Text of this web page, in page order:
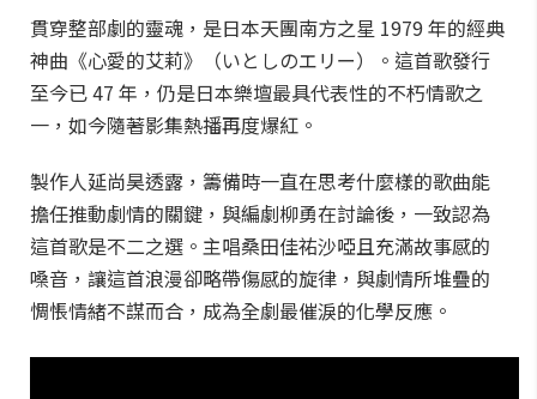
貫穿整部劇的靈魂，是日本天團南方之星 1979 年的經典
神曲《心愛的艾莉》（いとしのエリー）。這首歌發行
至今已 47 年，仍是日本樂壇最具代表性的不朽情歌之
一，如今隨著影集熱播再度爆紅。
製作人延尚昊透露，籌備時一直在思考什麼樣的歌曲能
擔任推動劇情的關鍵，與編劇柳勇在討論後，一致認為
這首歌是不二之選。主唱桑田佳祐沙啞且充滿故事感的
嗓音，讓這首浪漫卻略帶傷感的旋律，與劇情所堆疊的
惆悵情緒不謀而合，成為全劇最催淚的化學反應。